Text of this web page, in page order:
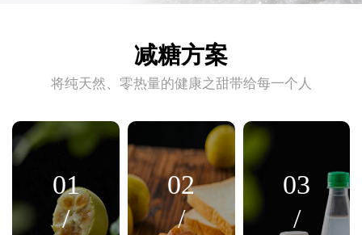
减糖方案
将纯天然、零热量的健康之甜带给每一个人
01
/
02
/
03
/